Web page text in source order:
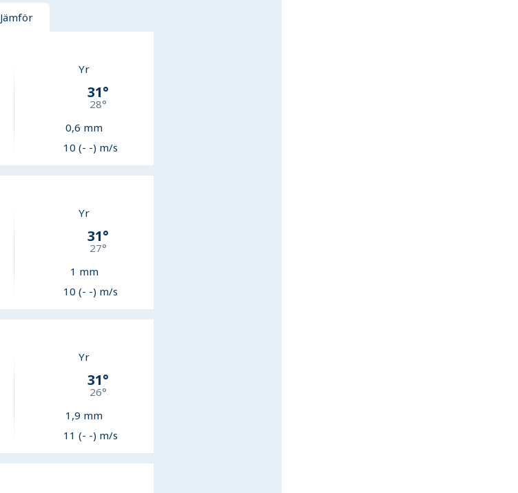
Jämför
Yr
31°
28°
0,6 mm
10 (- -) m/s
Yr
31°
27°
1 mm
10 (- -) m/s
Yr
31°
26°
1,9 mm
11 (- -) m/s